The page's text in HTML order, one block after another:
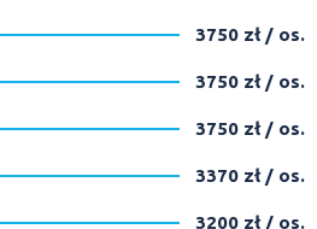
3750 zł / os.
3750 zł / os.
3750 zł / os.
3370 zł / os.
3200 zł / os.